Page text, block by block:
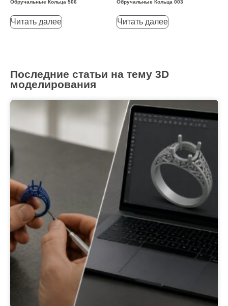
Обручальные Кольца 506
Читать далее
Обручальные Кольца 003
Читать далее
Последние статьи на тему 3D
моделирования